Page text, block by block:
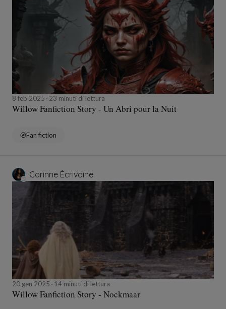
8 feb 2025 23 minuti di lettura
Willow Fanfiction Story - Un Abri pour la Nuit
Fan fiction
Corinne Écrivaine
20 gen 2025 14 minuti di lettura
Willow Fanfiction Story - Nockmaar